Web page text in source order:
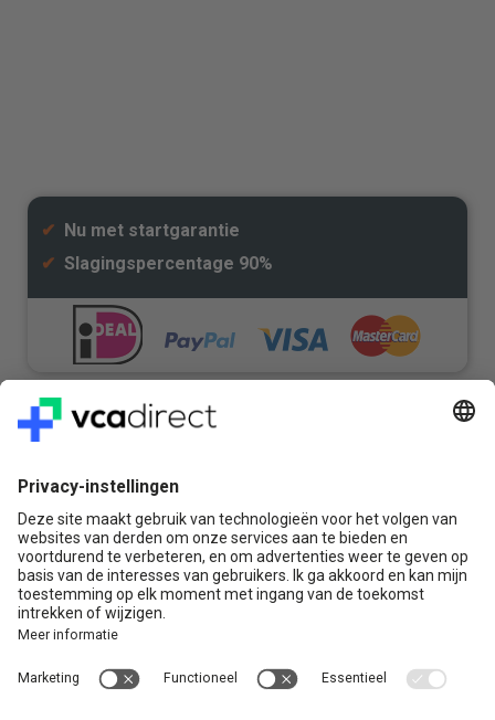
✔ Nu met startgarantie
✔ Slagingspercentage 90%
Vragen? Bel ons gerust:
+31(0)85 0719 500
of stuur ons een e-mail
Contact
Louis Braillelaan 80
2719 EK Zoetermeer